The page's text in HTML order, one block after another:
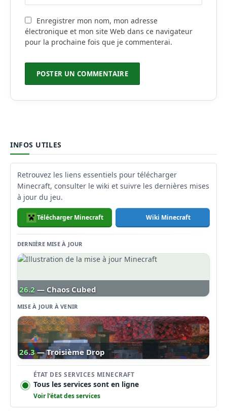
Enregistrer mon nom, mon adresse
électronique et mon site Web dans ce navigateur
pour la prochaine fois que je commenterai.
INFOS UTILES
Retrouvez les liens essentiels pour télécharger
Minecraft, consulter le wiki et suivre les dernières mises
à jour du jeu.
Télécharger Minecraft Wiki Minecraft
DERNIÈRE MISE À JOUR
26.2 — Chaos Cubed
MISE À JOUR À VENIR
26.3 — Troisième Drop
ÉTAT DES SERVICES MINECRAFT
Tous les services sont en ligne
Voir l’état des services